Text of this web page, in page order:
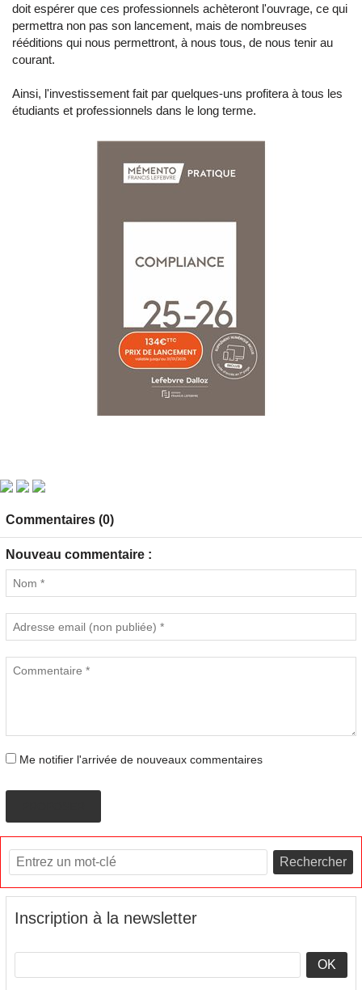
doit espérer que ces professionnels achèteront l'ouvrage, ce qui
permettra non pas son lancement, mais de nombreuses
rééditions qui nous permettront, à nous tous, de nous tenir au
courant.
Ainsi, l'investissement fait par quelques-uns profitera à tous les
étudiants et professionnels dans le long terme.
Commentaires (0)
Nouveau commentaire :
Me notifier l'arrivée de nouveaux commentaires
Rechercher
Inscription à la newsletter
OK